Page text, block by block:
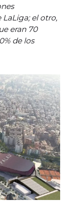
el otro,
eran 70
de los